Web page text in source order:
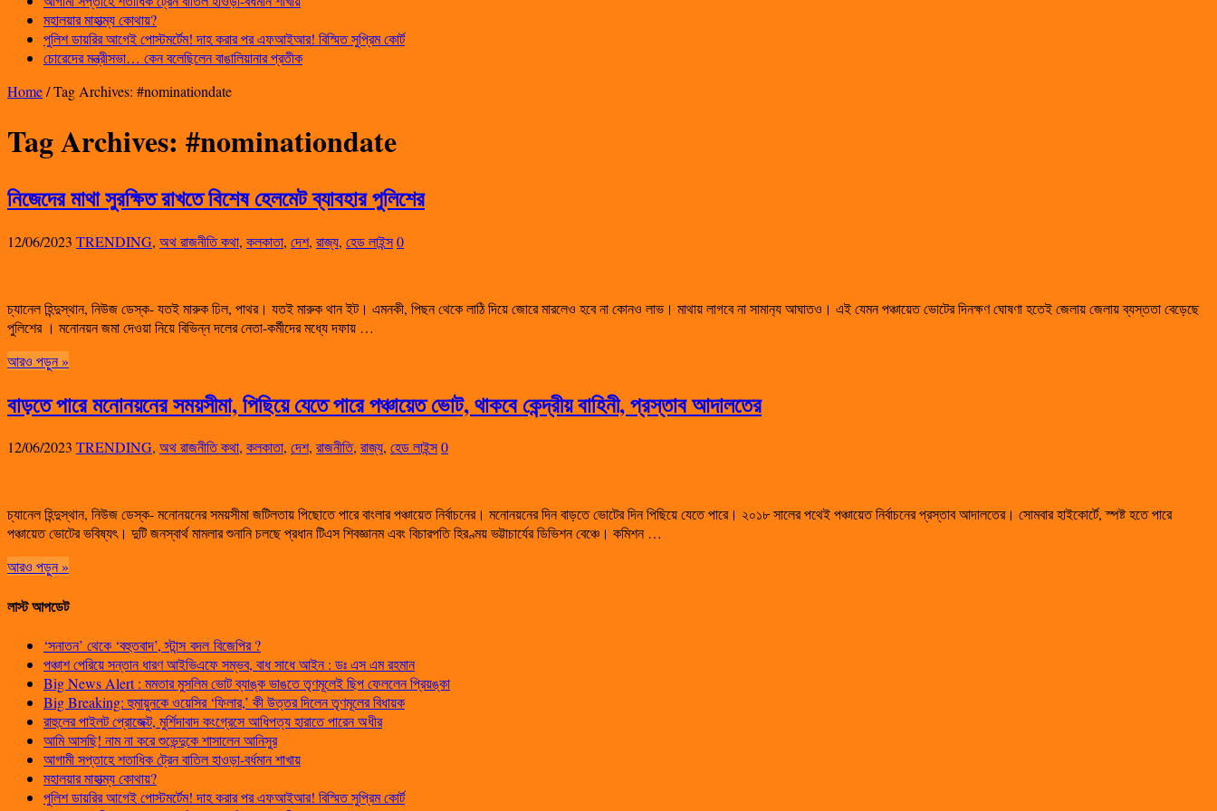
মহালয়ার মাহাত্ম্য কোথায়?
পুলিশ ডায়রির আগেই পোস্টমর্টেম! দাহ করার পর এফআইআর! বিস্মিত সুপ্রিম কোর্ট
চোরেদের মন্ত্রীসভা… কেন বলেছিলেন বাঙালিয়ানার প্রতীক
Home/Tag Archives: #nominationdate
Tag Archives: #nominationdate
নিজেদের মাথা সুরক্ষিত রাখতে বিশেষ হেলমেট ব্যাবহার পুলিশের
12/06/2023 TRENDING, অথ রাজনীতি কথা, কলকাতা, দেশ, রাজ্য, হেড লাইন্স0
চ্যানেল হিন্দুস্থান, নিউজ ডেস্ক- যতই মারুক ঢিল, পাথর। যতই মারুক থান ইট। এমনকী, পিছন থেকে লাঠি দিয়ে জোরে মারলেও হবে না কোনও লাভ। মাথায় লাগবে না সামান‌্য আঘাতও। এই যেমন পঞ্চায়েত ভোটের দিনক্ষণ ঘোষণা হতেই জেলায় জেলায় ব্যস্ততা বেড়েছে
পুলিশের । মনোনয়ন জমা দেওয়া নিয়ে বিভিন্ন দলের নেতা-কর্মীদের মধ্যে দফায় …
আরও পড়ুন »
বাড়তে পারে মনোনয়নের সময়সীমা, পিছিয়ে যেতে পারে পঞ্চায়েত ভোট, থাকবে কেন্দ্রীয় বাহিনী, প্রস্তাব আদালতের
12/06/2023 TRENDING, অথ রাজনীতি কথা, কলকাতা, দেশ, রাজনীতি, রাজ্য, হেড লাইন্স0
চ্যানেল হিন্দুস্থান, নিউজ ডেস্ক- মনোনয়নের সময়সীমা জটিলতায় পিছোতে পারে বাংলার পঞ্চায়েত নির্বাচনের। মনোনয়নের দিন বাড়তে ভোটের দিন পিছিয়ে যেতে পারে। ২০১৮ সালের পথেই পঞ্চায়েত নির্বাচনের প্রস্তাব আদালতের। সোমবার হাইকোর্টে, স্পষ্ট হতে পারে
পঞ্চায়েত ভোটের ভবিষ্যৎ। দুটি জনস্বার্থ মামলার শুনানি চলছে প্রধান টিএস শিবজ্ঞানম এবং বিচারপতি হিরণ্ময় ভট্টাচার্যের ডিভিশন বেঞ্চে। কমিশন …
আরও পড়ুন »
লাস্ট আপডেট
‘সনাতন’ থেকে ‘বহুতবাদ’, স্টান্স বদল বিজেপির ?
পঞ্চাশ পেরিয়ে সন্তান ধারণ আইভিএফে সম্ভব, বাধ সাধে আইন : ডঃ এস এম রহমান
Big News Alert : মমতার মুসলিম ভোট ব্যাঙ্ক ভাঙতে তৃণমূলেই ছিপ ফেললেন প্রিয়ঙ্কা
Big Breaking: হুমায়ুনকে ওয়েসির ‘ফিলার,’ কী উত্তর দিলেন তৃণমূলের বিধায়ক
রাহুলের পাইলট প্রোজেক্ট, মুর্শিদাবাদ কংগ্রেসে আধিপত্য হারাতে পারেন অধীর
আমি আসছি! নাম না করে শুভেন্দুকে শাসালেন আনিসুর
আগামী সপ্তাহে শতাধিক ট্রেন বাতিল হাওড়া-বর্ধমান শাখায়
মহালয়ার মাহাত্ম্য কোথায়?
পুলিশ ডায়রির আগেই পোস্টমর্টেম! দাহ করার পর এফআইআর! বিস্মিত সুপ্রিম কোর্ট